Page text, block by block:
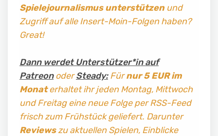
Spielejournalismus unterstützenund
Zugriff auf alle Insert-Moin-Folgen haben?
Great!
Dann werdet Unterstützer*in auf
PatreonoderSteady:Fürnur 5 EUR im
Monaterhaltet ihr jeden Montag, Mittwoch
und Freitag eine neue Folge per RSS-Feed
frisch zum Frühstück geliefert. Darunter
Reviewszu aktuellen Spielen, Einblicke